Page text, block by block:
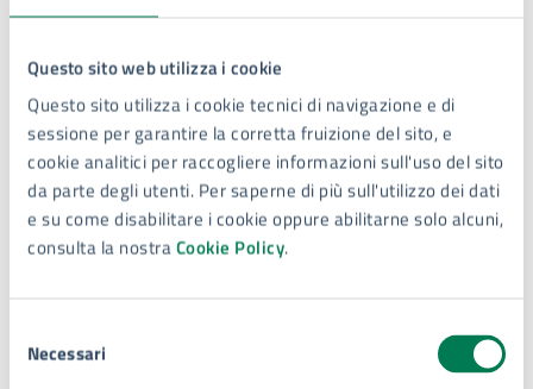
Questo sito web utilizza i cookie
Questo sito utilizza i cookie tecnici di navigazione e di
sessione per garantire la corretta fruizione del sito, e
cookie analitici per raccogliere informazioni sull'uso del sito
da parte degli utenti. Per saperne di più sull'utilizzo dei dati
e su come disabilitare i cookie oppure abilitarne solo alcuni,
consulta la nostraCookie Policy.
delNecessari
della FUA “Area Vasta Syracusae”, a valere sulla
Sicilia”– Azione 5.1.2 – Sub 5.1.2.2 – cofinanziato
dal Fondo europeo di sviluppo regionale (FESR).
Termine presentazione 12 Giugno 2025
PR FESR 2021/2027 – Lettera di Invito per la
selezione dell’operazione inserita nel Programma
degli Interventi, approvato dall’Assemblea dei
del
Comune di Siracusa nell’ambito della Strategia